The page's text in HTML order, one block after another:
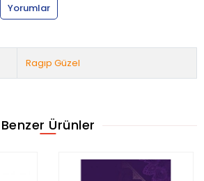
Yorumlar
Ragıp Güzel
Benzer Ürünler